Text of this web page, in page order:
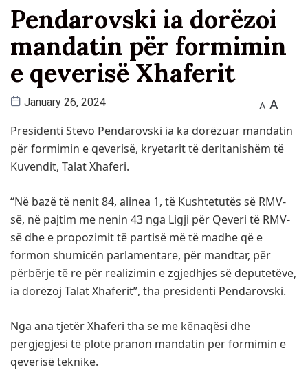
Pendarovski ia dorëzoi
mandatin për formimin
e qeverisë Xhaferit
January 26, 2024 A A
Presidenti Stevo Pendarovski ia ka dorëzuar mandatin
për formimin e qeverisë, kryetarit të deritanishëm të
Kuvendit, Talat Xhaferi.
“Në bazë të nenit 84, alinea 1, të Kushtetutës së RMV-
së, në pajtim me nenin 43 nga Ligji për Qeveri të RMV-
së dhe e propozimit të partisë më të madhe që e
formon shumicën parlamentare, për mandtar, për
përbërje të re për realizimin e zgjedhjes së deputetëve,
ia dorëzoj Talat Xhaferit”, tha presidenti Pendarovski.
Nga ana tjetër Xhaferi tha se me kënaqësi dhe
përgjegjësi të plotë pranon mandatin për formimin e
qeverisë teknike.